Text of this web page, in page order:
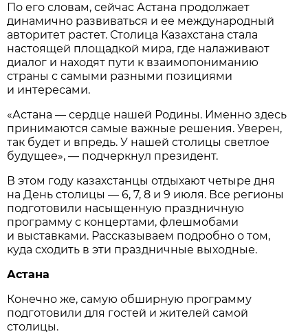
По его словам, сейчас Астана продолжает
динамично развиваться и ее международный
авторитет растет. Столица Казахстана стала
настоящей площадкой мира, где налаживают
диалог и находят пути к взаимопониманию
страны с самыми разными позициями
и интересами.
«Астана — сердце нашей Родины. Именно здесь
принимаются самые важные решения. Уверен,
так будет и впредь. У нашей столицы светлое
будущее», — подчеркнул президент.
В этом году казахстанцы отдыхают четыре дня
на День столицы — 6, 7, 8 и 9 июля. Все регионы
подготовили насыщенную праздничную
программу с концертами, флешмобами
и выставками. Рассказываем подробно о том,
куда сходить в эти праздничные выходные.
Астана
Конечно же, самую обширную программу
подготовили для гостей и жителей самой
столицы.